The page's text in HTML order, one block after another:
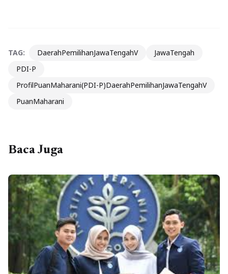
TAG: DaerahPemilihanJawaTengahV
JawaTengah
PDI-P
ProfilPuanMaharani(PDI-P)DaerahPemilihanJawaTengahV
PuanMaharani
Baca Juga